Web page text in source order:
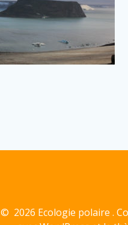
© 2026 Ecologie polaire .